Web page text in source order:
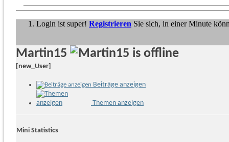
Login ist super! Registrieren Sie sich, in einer Minute
Martin15
[new_User]
Beiträge anzeigen
Themen anzeigen
Mini Statistics